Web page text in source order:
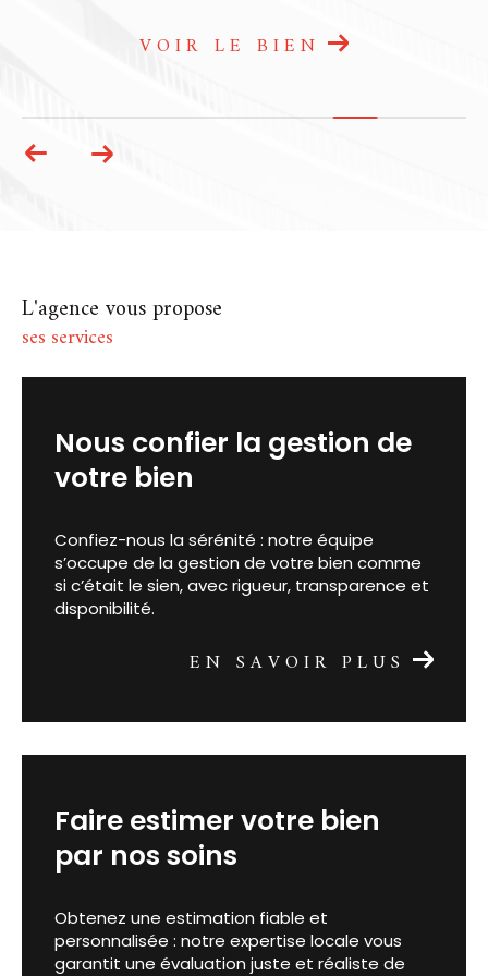
est à votre écoute. Que ce soit
répondre avec attention. Chez A La Petite
Commission, l’immobilier se vit autrement :
VOIR LE BIEN
L'agence vous propose
ses services
nous confier la gestion de
votre bien
Confiez-nous la sérénité : notre équipe
s’occupe de la gestion de votre bien comme
si c’était le sien, avec rigueur, transparence et
disponibilité.
EN SAVOIR PLUS
faire estimer votre bien
par nos soins
Obtenez une estimation fiable et
personnalisée : notre expertise locale vous
garantit une évaluation juste et réaliste de